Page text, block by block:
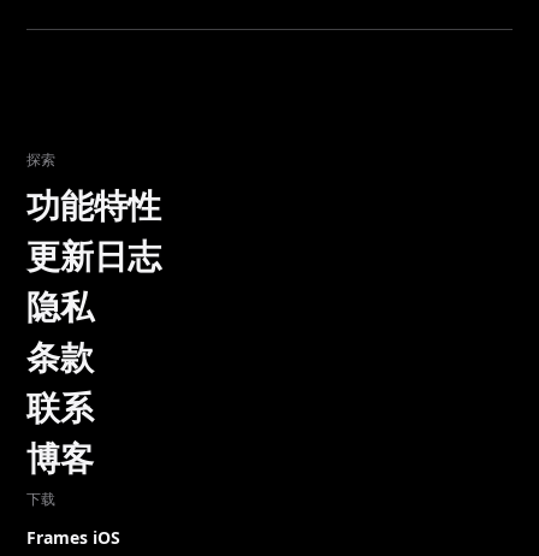
探索
功能特性
更新日志
隐私
条款
联系
博客
下载
Frames iOS